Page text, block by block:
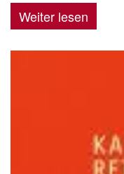
Weiter lesen